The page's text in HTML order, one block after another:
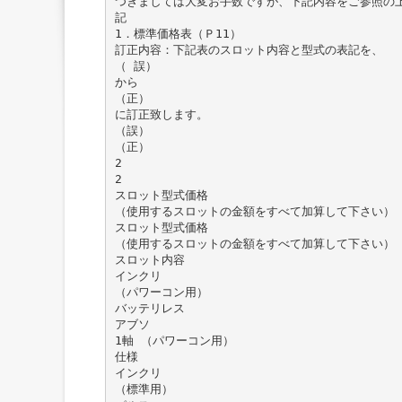
記
1．標準価格表（Ｐ11）
訂正内容：下記表のスロット内容と型式の表記を、
（ 誤）
から
（正）
に訂正致します。
（誤）
（正）
2
2
スロット型式価格
（使用するスロットの金額をすべて加算して下さい）
スロット型式価格
（使用するスロットの金額をすべて加算して下さい）
スロット内容
インクリ
（パワーコン用）
バッテリレス
アブソ
1軸 （パワーコン用）
仕様
インクリ
（標準用）